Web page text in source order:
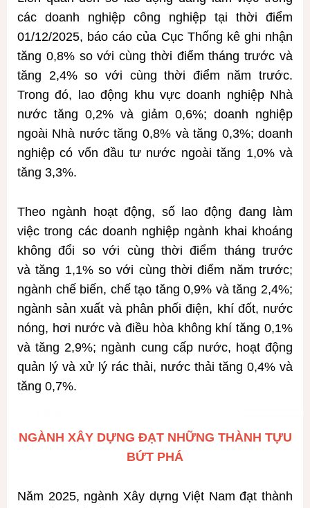
các doanh nghiệp công nghiệp tại thời điểm
01/12/2025, báo cáo của Cục Thống kê ghi nhận
tăng 0,8% so với cùng thời điểm tháng trước và
tăng 2,4% so với cùng thời điểm năm trước.
Trong đó, lao động khu vực doanh nghiệp Nhà
nước tăng 0,2% và giảm 0,6%; doanh nghiệp
ngoài Nhà nước tăng 0,8% và tăng 0,3%; doanh
nghiệp có vốn đầu tư nước ngoài tăng 1,0% và
tăng 3,3%.
Theo ngành hoạt động, số lao động đang làm
việc trong các doanh nghiệp ngành khai khoáng
không đổi so với cùng thời điểm tháng trước
và tăng 1,1% so với cùng thời điểm năm trước;
ngành chế biến, chế tạo tăng 0,9% và tăng 2,4%;
ngành sản xuất và phân phối điện, khí đốt, nước
nóng, hơi nước và điều hòa không khí tăng 0,1%
và tăng 2,9%; ngành cung cấp nước, hoạt động
quản lý và xử lý rác thải, nước thải tăng 0,4% và
tăng 0,7%.
NGÀNH XÂY DỰNG ĐẠT NHỮNG THÀNH TỰU
BỨT PHÁ
Năm 2025, ngành Xây dựng Việt Nam đạt thành